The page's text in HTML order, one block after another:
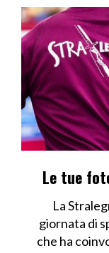
Le tue
La
giornata di
che ha